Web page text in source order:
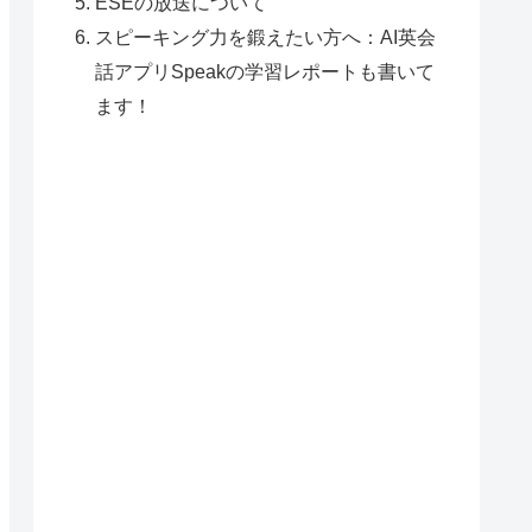
スピーキング力を鍛えたい方へ：AI英会
話アプリSpeakの学習レポートも書いて
ます！